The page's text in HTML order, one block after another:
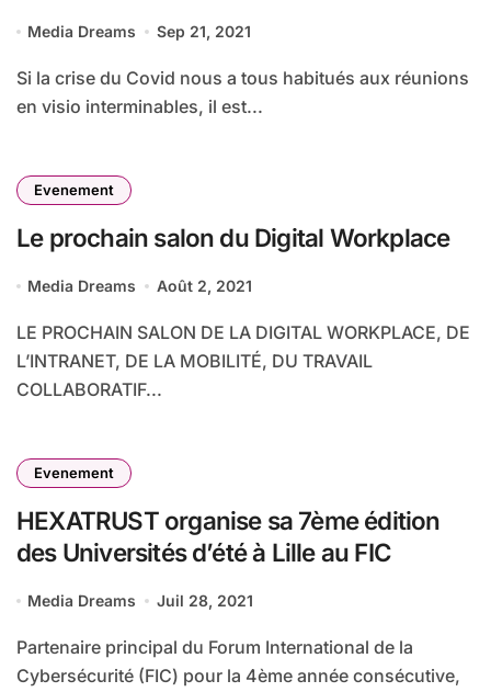
Media Dreams Sep 21, 2021
Si la crise du Covid nous a tous habitués aux réunions
en visio interminables, il est...
Evenement
Le prochain salon du Digital Workplace
Media Dreams Août 2, 2021
LE PROCHAIN SALON DE LA DIGITAL WORKPLACE, DE
L’INTRANET, DE LA MOBILITÉ, DU TRAVAIL
COLLABORATIF...
Evenement
HEXATRUST organise sa 7ème édition
des Universités d’été à Lille au FIC
Media Dreams Juil 28, 2021
Partenaire principal du Forum International de la
Cybersécurité (FIC) pour la 4ème année consécutive,